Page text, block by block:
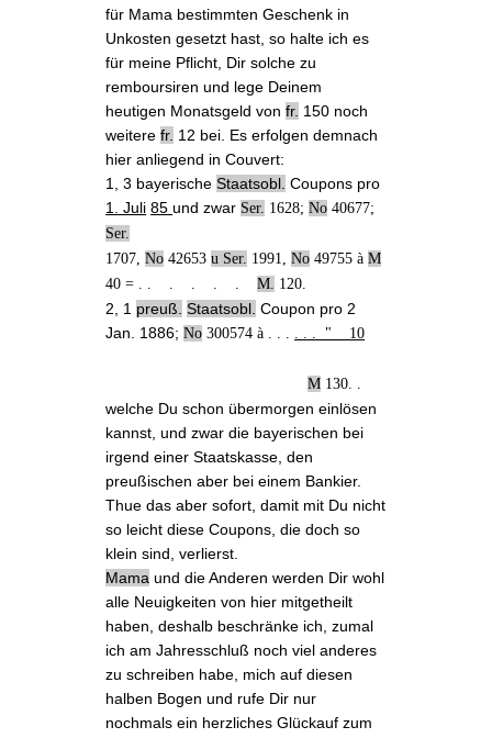
für Mama bestimmten Geschenk in
Unkosten gesetzt hast, so halte ich es
für meine Pflicht, Dir solchezu
remboursiren und lege Deinem
heutigen Monatsgeld vonfr. 150 noch
weiterefr. 12 bei. Es erfolgen demnach
hier anliegend in Couvert:
1, 3 bayerischeStaatsobl. Coupons pro
1. Juli 85und zwar Ser. 1628;No 40677;
Ser.
1707,No 42653u Ser. 1991,No 49755 àM
40 = . . . . . .M. 120.
2, 1 preuß. Staatsobl. Coupon pro 2
Jan. 1886;No 300574 à . . . . . . " 10
M 130. .
welche Du schon übermorgen einlösen
kannst, und zwar die bayerischen bei
irgend einer Staatskasse, den
preußischen aber bei einem Bankier.
Thue das aber sofort,damit mit Du nicht
so leicht diese Coupons, die doch so
klein sind, verlierst.
Mama und die Anderen werden Dir wohl
alle Neuigkeiten von hier mitgetheilt
haben , deshalb beschränke ich, zumal
ich am Jahresschluß noch viel anderes
zu schreiben habe, mich auf diesen
halben Bogen und rufe Dir nur
nochmals ein herzliches Glückauf zum